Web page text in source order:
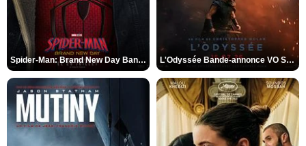
Spider-Man: Brand New Day Bande-annonce VO STFR L'Odyssée Bande-annonce VO STFR